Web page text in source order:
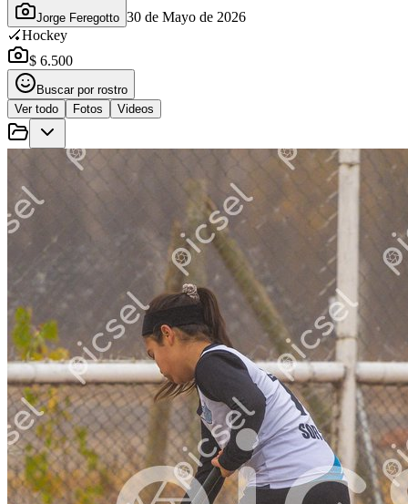
Jorge Feregotto 30 de Mayo de 2026
🏑Hockey
$ 6.500
Buscar por rostro
Ver todo
Fotos Videos